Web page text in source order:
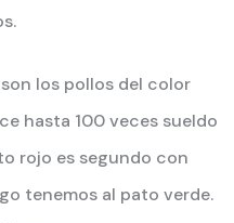
los pollos del color
hasta 100 veces sueldo
rojo es segundo con
tenemos al pato verde.